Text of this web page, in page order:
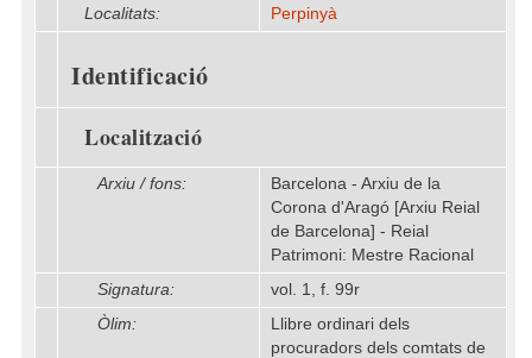
Localitats:
Perpinyà
Identificació
Localització
Arxiu / fons:
Barcelona - Arxiu de la
Corona d'Aragó [Arxiu Reial
de Barcelona] - Reial
Patrimoni: Mestre Racional
Signatura:
vol. 1, f. 99r
Òlim:
Llibre ordinari dels
procuradors dels comtats de